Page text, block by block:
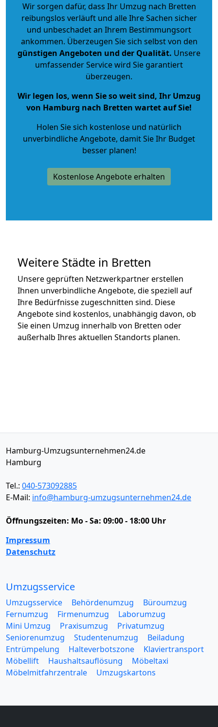
Wir sorgen dafür, dass Ihr Umzug nach Bretten
reibungslos verläuft und alle Ihre Sachen sicher
und unbeschadet an Ihrem Bestimmungsort
ankommen. Überzeugen Sie sich selbst von den
günstigen Angeboten und der Qualität. Unsere
umfassender Service wird Sie garantiert
überzeugen.
Wir legen los, wenn Sie so weit sind, Ihr Umzug
von Hamburg nach Bretten wartet auf Sie!
Holen Sie sich kostenlose und natürlich
unverbindliche Angebote, damit Sie Ihr Budget
besser planen!
Kostenlose Angebote erhalten
Weitere Städte in Bretten
Unsere geprüften Netzwerkpartner erstellen
Ihnen unverbindliche Angebote, die speziell auf
Ihre Bedürfnisse zugeschnitten sind. Diese
Angebote sind kostenlos, unabhängig davon, ob
Sie einen Umzug innerhalb von Bretten oder
außerhalb Ihres aktuellen Standorts planen.
Hamburg-Umzugsunternehmen24.de
Hamburg
Tel.: 040-573092885
E-Mail: info@hamburg-umzugsunternehmen24.de
Öffnungszeiten: Mo - Sa: 09:00 - 18:00 Uhr
Impressum
Datenschutz
Umzugsservice
Umzugsservice Behördenumzug
Büroumzug
Fernumzug
Firmenumzug
Laborumzug
Mini Umzug
Praxisumzug
Privatumzug
Seniorenumzug
Studentenumzug
Beiladung
Entrümpelung
Halteverbotszone
Klaviertransport
Möbellift
Haushaltsauflösung
Möbeltaxi
Möbelmitfahrzentrale
Umzugskartons